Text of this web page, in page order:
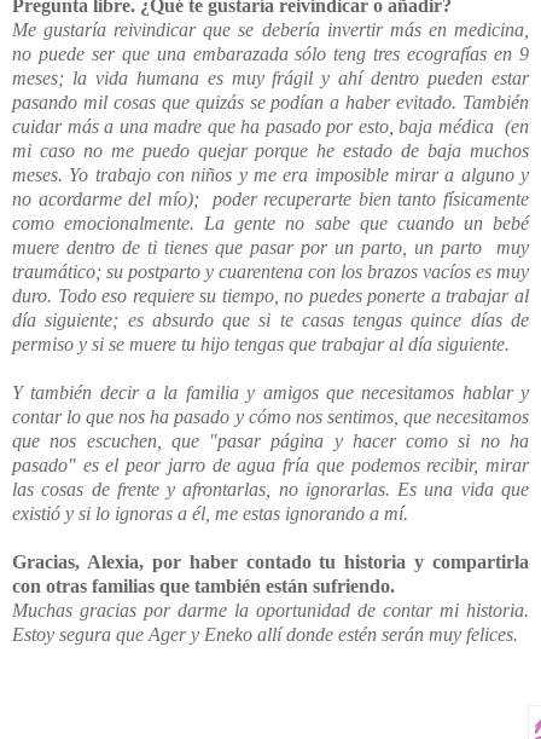
Pregunta libre. ¿Qué te gustaría reivindicar o añadir?
Me gustaría reivindicar que se debería invertir más en medicina,
no puede ser que una embarazada sólo teng tres ecografías en 9
meses; la vida humana es muy frágil y ahí dentro pueden estar
pasando mil cosas que quizás se podían a haber evitado. También
cuidar más a una madre que ha pasado por esto, baja médica (en
mi caso no me puedo quejar porque he estado de baja muchos
meses. Yo trabajo con niños y me era imposible mirar a alguno y
no acordarme del mío); poder recuperarte bien tanto físicamente
como emocionalmente. La gente no sabe que cuando un bebé
muere dentro de ti tienes que pasar por un parto, un parto muy
traumático; su postparto y cuarentena con los brazos vacíos es muy
duro. Todo eso requiere su tiempo, no puedes ponerte a trabajar al
día siguiente; es absurdo que si te casas tengas quince días de
permiso y si se muere tu hijo tengas que trabajar al día siguiente.
Y también decir a la familia y amigos que necesitamos hablar y
contar lo que nos ha pasado y cómo nos sentimos, que necesitamos
que nos escuchen, que "pasar página y hacer como si no ha
pasado" es el peor jarro de agua fría que podemos recibir, mirar
las cosas de frente y afrontarlas, no ignorarlas. Es una vida que
existió y si lo ignoras a él, me estas ignorando a mí.
Gracias, Alexia, por haber contado tu historia y compartirla
con otras familias que también están sufriendo.
Muchas gracias por darme la oportunidad de contar mi historia.
Estoy segura que Ager y Eneko allí donde estén serán muy felices.